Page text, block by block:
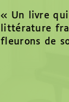
« Un livre
littérature
fleurons de
sa